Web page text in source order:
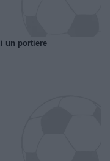
un portiere